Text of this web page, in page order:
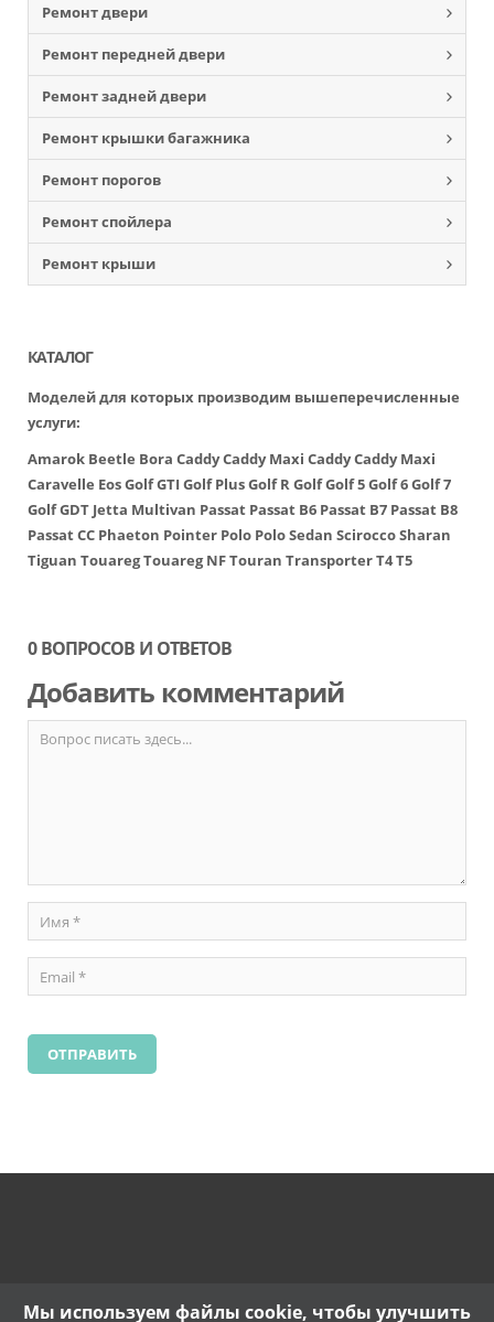
Ремонт двери
Ремонт передней двери
Ремонт задней двери
Ремонт крышки багажника
Ремонт порогов
Ремонт спойлера
Ремонт крыши
КАТАЛОГ
Моделей для которых производим вышеперечисленные
услуги:
Amarok Beetle Bora CaddyCaddy Maxi CaddyCaddy Maxi
Caravelle EosGolf GTI Golf PlusGolf RGolfGolf 5Golf 6Golf 7
Golf GDT Jetta Multivan Passat Passat B6 Passat B7 Passat B8
Passat CC Phaeton Pointer Polo Polo Sedan SciroccoSharan
Tiguan TouaregTouareg NFTouran TransporterT4T5
0 ВОПРОСОВ И ОТВЕТОВ
Добавить комментарий
Мы используем файлы cookie, чтобы улучшить